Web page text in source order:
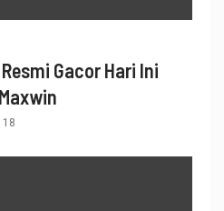
Gacor Hari Ini